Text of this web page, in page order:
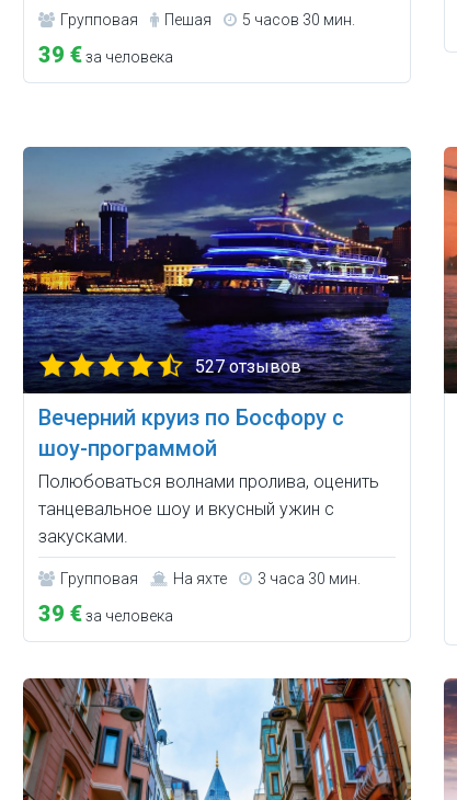
Групповая Пешая 5 часов 30 мин.
39 €за человека
527 отзывов
Вечерний круиз по Босфору с
шоу-программой
Полюбоваться волнами пролива, оценить
танцевальное шоу и вкусный ужин с
закусками.
Групповая На яхте 3 часа 30 мин.
39 €за человека